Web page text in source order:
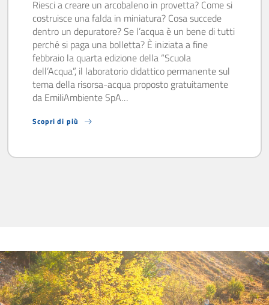
Riesci a creare un arcobaleno in provetta? Come si
costruisce una falda in miniatura? Cosa succede
dentro un depuratore? Se l’acqua è un bene di tutti
perché si paga una bolletta? È iniziata a fine
febbraio la quarta edizione della “Scuola
dell’Acqua”, il laboratorio didattico permanente sul
tema della risorsa-acqua proposto gratuitamente
da EmiliAmbiente SpA…
Scopri di più